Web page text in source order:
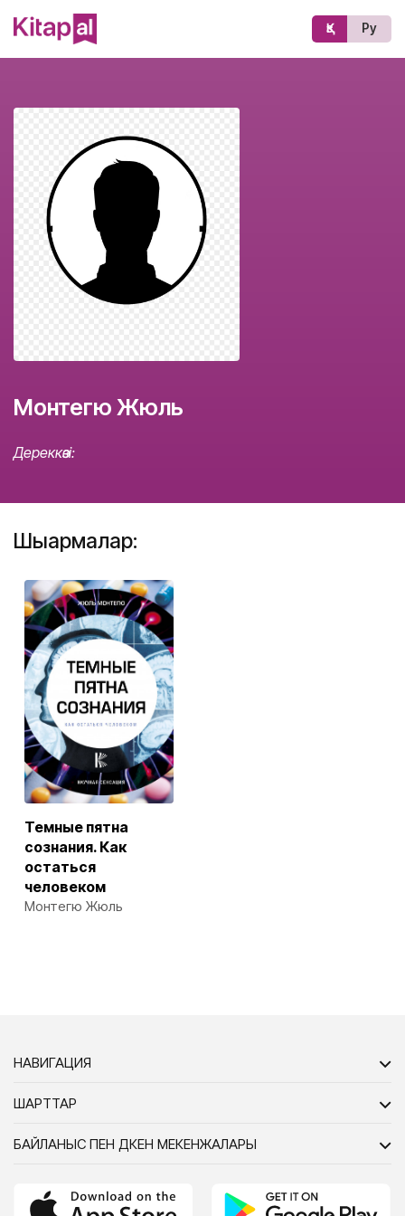
Қз Ру
Монтегю Жюль
Дереккөзі:
Шығармалар:
Темные пятна
сознания. Как
остаться
человеком
Монтегю Жюль
НАВИГАЦИЯ
ШАРТТАР
БАЙЛАНЫС ПЕН ДҮКЕН МЕКЕНЖАЛАРЫ